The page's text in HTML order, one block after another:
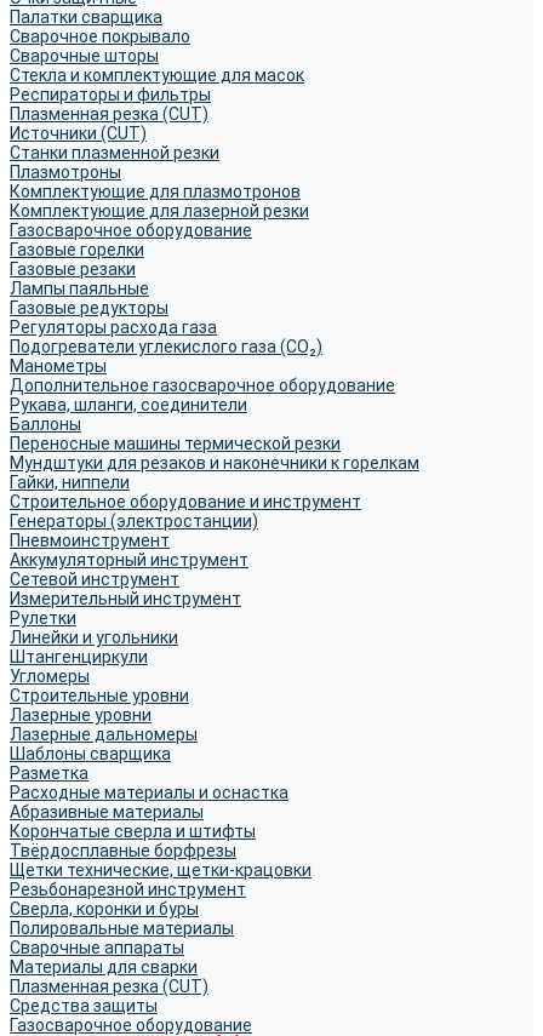
Палатки сварщика
Сварочное покрывало
Сварочные шторы
Стекла и комплектующие для масок
Респираторы и фильтры
Плазменная резка (CUT)
Источники (CUT)
Станки плазменной резки
Плазмотроны
Комплектующие для плазмотронов
Комплектующие для лазерной резки
Газосварочное оборудование
Газовые горелки
Газовые резаки
Лампы паяльные
Газовые редукторы
Регуляторы расхода газа
Подогреватели углекислого газа (CO₂)
Манометры
Дополнительное газосварочное оборудование
Рукава, шланги, соединители
Баллоны
Переносные машины термической резки
Мундштуки для резаков и наконечники к горелкам
Гайки, ниппели
Строительное оборудование и инструмент
Генераторы (электростанции)
Пневмоинструмент
Аккумуляторный инструмент
Сетевой инструмент
Измерительный инструмент
Рулетки
Линейки и угольники
Штангенциркули
Угломеры
Строительные уровни
Лазерные уровни
Лазерные дальномеры
Шаблоны сварщика
Разметка
Расходные материалы и оснастка
Абразивные материалы
Корончатые сверла и штифты
Твёрдосплавные борфрезы
Щетки технические, щетки-крацовки
Резьбонарезной инструмент
Сверла, коронки и буры
Полировальные материалы
Сварочные аппараты
Материалы для сварки
Плазменная резка (CUT)
Средства защиты
Газосварочное оборудование